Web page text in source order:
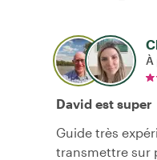
À
David est super
Guide très
transmettre sur